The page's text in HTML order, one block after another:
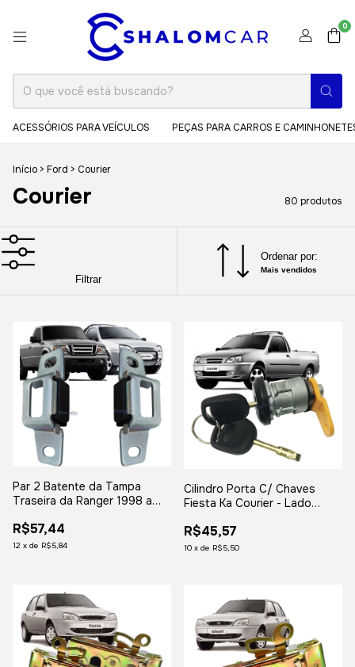
0
ACESSÓRIOS PARA VEÍCULOS PEÇAS PARA CARROS E
Início > Ford > Courier
Courier 80 produtos
Filtrar
Ordenar por:
Mais vendidos
Par 2 Batente da Tampa
Traseira da Ranger 1998 a
R$57,44
12 x de R$5,84
Cilindro Porta C/ Chaves
Fiesta Ka Courier - Lado
R$45,57
10 x de R$5,50